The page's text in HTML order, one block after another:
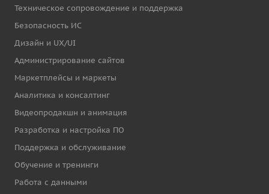
Техническое сопровождение и поддержка
Безопасность ИС
Дизайн и UX/UI
Администрирование сайтов
Маркетплейсы и маркеты
Аналитика и консалтинг
Видеопродакшн и анимация
Разработка и настройка ПО
Поддержка и обслуживание
Обучение и тренинги
Работа с данными